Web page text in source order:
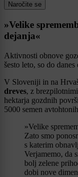
Naročite se
»Velike
dejanja«
Aktivnosti obnove
šesto leto, so do
V Sloveniji in na
dreves, z
hektarja gozdnih
5000 semen
»Velike
Zato smo
s katerim
Verjamemo, da
bolj zelene
dobi nove